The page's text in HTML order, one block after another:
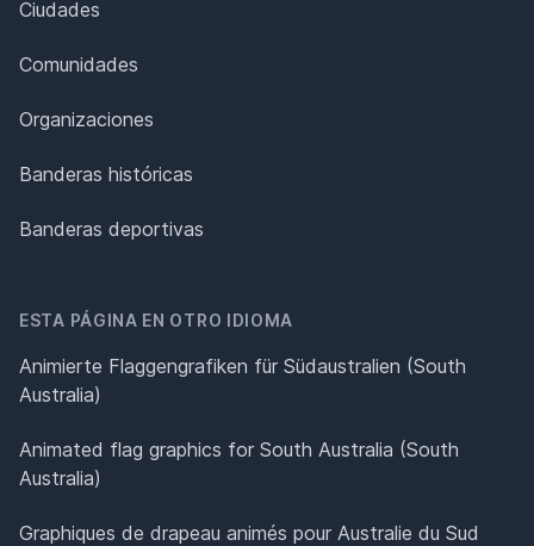
Ciudades
Comunidades
Organizaciones
Banderas históricas
Banderas deportivas
ESTA PÁGINA EN OTRO IDIOMA
Animierte Flaggengrafiken für Südaustralien (South
Australia)
Animated flag graphics for South Australia (South
Australia)
Graphiques de drapeau animés pour Australie du Sud